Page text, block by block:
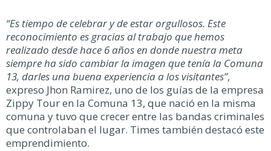
“Es tiempo de celebrar y de estar orgullosos. Este
reconocimiento es gracias al trabajo que hemos
realizado desde hace 6 años en donde nuestra meta
siempre ha sido cambiar la imagen que tenía la Comuna
13, darles una buena experiencia a los visitantes”,
expreso Jhon Ramirez, uno de los guías de la empresa
Zippy Tour en la Comuna 13, que nació en la misma
comuna y tuvo que crecer entre las bandas criminales
que controlaban el lugar. Times también destacó este
emprendimiento.